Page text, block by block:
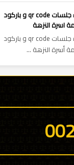
أجندة جلسات qr code و باركود
اسرة النزهة
أجندة جلسات qr code و باركود
أسرة النزهة ...